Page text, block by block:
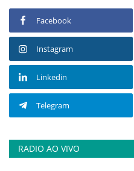
Facebook
Instagram
Linkedin
Telegram
RADIO AO VIVO